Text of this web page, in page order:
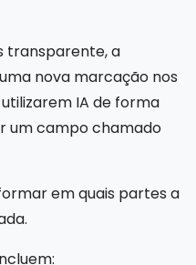
transparente, a
nova marcação nos
IA de forma
um campo chamado
em quais partes a